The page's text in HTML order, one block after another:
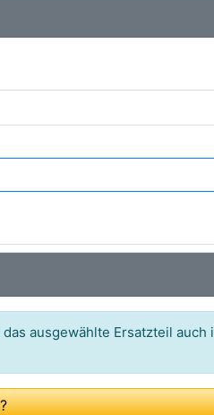
ausgewählte Ersatzteil auch